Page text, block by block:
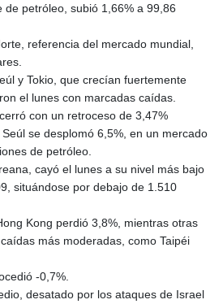
de petróleo, subió 1,66% a 99,86
referencia del mercado mundial,
y Tokio, que crecían fuertemente
el lunes con marcadas caídas.
con un retroceso de 3,47%
se desplomó 6,5%, en un mercado
de petróleo.
cayó el lunes a su nivel más bajo
situándose por debajo de 1.510
Kong perdió 3,8%, mientras otras
más moderadas, como Taipéi
-0,7%.
desatado por los ataques de Israel